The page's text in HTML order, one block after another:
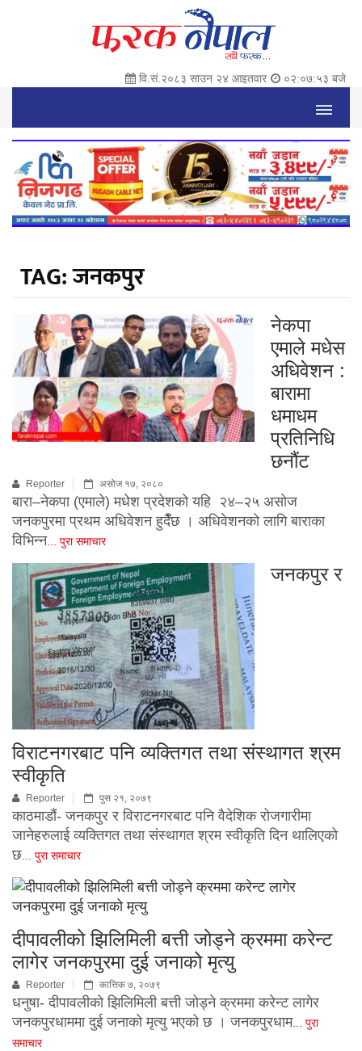
वि.सं.२०८३ साउन २४ आइतवार ०२:०७:५४ बजे
TAG:जनकपुर
नेकपा
एमाले मधेस
अधिवेशन :
बारामा
धमाधम
प्रतिनिधि
छनौंट
Reporter असोज १७, २०८०
बारा–नेकपा (एमाले) मधेश प्रदेशको यहि २४–२५ असोज
जनकपुरमा प्रथम अधिवेशन हुदैँछ । अधिवेशनको लागि बाराका
विभिन्न... पुरा समाचार
जनकपुर र
विराटनगरबाट पनि व्यक्तिगत तथा संस्थागत श्रम
स्वीकृति
Reporter पुस २१, २०७९
काठमाडौं- जनकपुर र विराटनगरबाट पनि वैदेशिक रोजगारीमा
जानेहरुलाई व्यक्तिगत तथा संस्थागत श्रम स्वीकृति दिन थालिएको
छ... पुरा समाचार
दीपावलीको झिलिमिली बत्ती जोड्ने क्रममा करेन्ट
लागेर जनकपुरमा दुई जनाको मृत्यु
Reporter कात्तिक ७, २०७९
धनुषा- दीपावलीको झिलिमिली बत्ती जोड्ने क्रममा करेन्ट लागेर
जनकपुरधाममा दुई जनाको मृत्यु भएको छ । जनकपुरधाम... पुरा
समाचार